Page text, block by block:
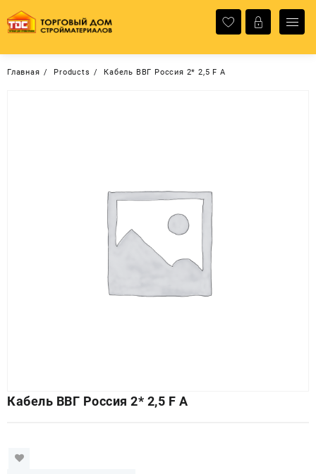
содержимому
Главная Products Кабель ВВГ Россия 2* 2,5 F A
Кабель ВВГ Россия 2* 2,5 F A